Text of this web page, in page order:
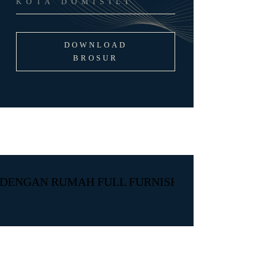
DOWNLOAD
BROSUR
RUMAH FULL FURNISHED